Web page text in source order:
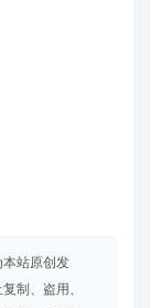
本站原创发
制、盗用、